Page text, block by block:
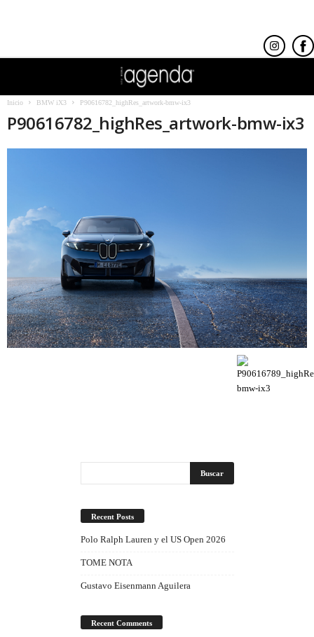
Inicio BMW iX3 P90616782_highRes_artwork-bmw-ix3
P90616782_highRes_artwork-bmw-ix3
Recent Posts
Polo Ralph Lauren y el US Open 2026
TOME NOTA
Gustavo Eisenmann Aguilera
Recent Comments